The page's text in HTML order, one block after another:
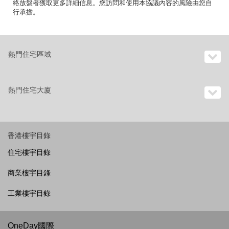
絡放盤者獲取更多詳細信息。您訪問和使用本協議內容的風險由您自
行承擔。
熱門住宅區域
熱門住宅大廈
香港樓宇目錄
住宅樓宇目錄
商業樓宇目錄
工業樓宇目錄
OneDay國際